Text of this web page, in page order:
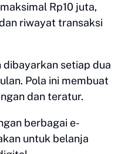
Rp10 juta,
riwayat transaksi
dibayarkan setiap dua
Pola ini membuat
dan teratur.
berbagai e-
untuk belanja